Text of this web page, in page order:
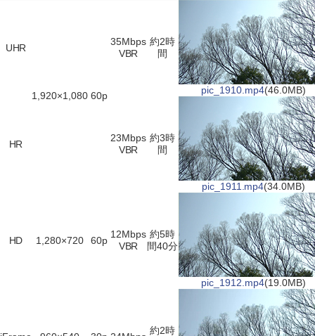
UHR
1,920×1,080 60p
35Mbps
VBR
約2時
間
pic_1910.mp4(46.0MB)
HR
23Mbps
VBR
約3時
間
pic_1911.mp4(34.0MB)
HD 1,280×720 60p
12Mbps
VBR
約5時
間40分
pic_1912.mp4(19.0MB)
約2時